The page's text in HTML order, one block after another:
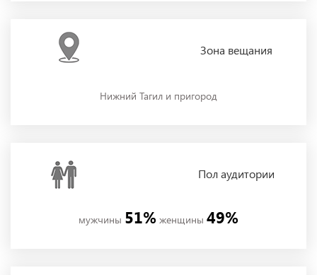
Зона вещания
Нижний Тагил и пригород
Полаудитории
мужчины 51% женщины 49%